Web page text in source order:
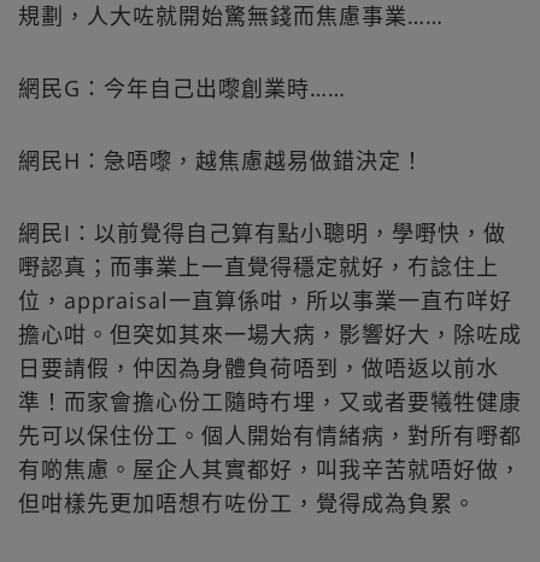
規劃，人大咗就開始驚無錢而焦慮事業……
網民G：今年自己出嚟創業時……
網民H：急唔嚟，越焦慮越易做錯決定！
網民I：以前覺得自己算有點小聰明，學嘢快，做
嘢認真；而事業上一直覺得穩定就好，冇諗住上
位，appraisal一直算係咁，所以事業一直冇咩好
擔心咁。但突如其來一場大病，影響好大，除咗成
日要請假，仲因為身體負荷唔到，做唔返以前水
準！而家會擔心份工隨時冇埋，又或者要犧牲健康
先可以保住份工。個人開始有情緒病，對所有嘢都
有啲焦慮。屋企人其實都好，叫我辛苦就唔好做，
但咁樣先更加唔想冇咗份工，覺得成為負累。